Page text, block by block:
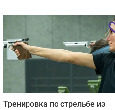
Тренировка по стрельбе из